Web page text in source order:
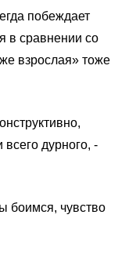
побеждает
в сравнении со
взрослая» тоже
дурного, -
боимся, чувство